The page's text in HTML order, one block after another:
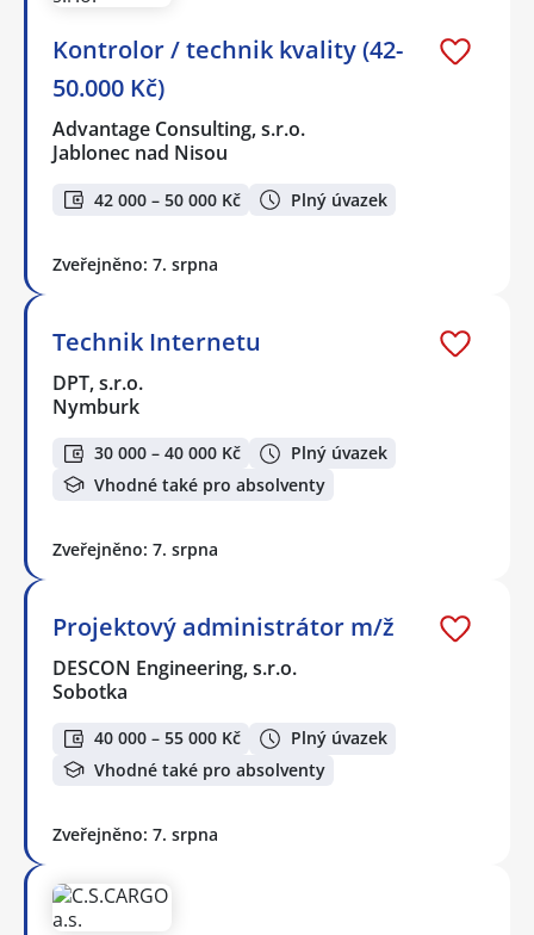
Kontrolor / technik kvality (42-
50.000 Kč)
Advantage Consulting, s.r.o.
Jablonec nad Nisou
42 000 – 50 000 Kč Plný úvazek
Zveřejněno: 7. srpna
Technik Internetu
DPT, s.r.o.
Nymburk
30 000 – 40 000 Kč
Plný úvazek
Vhodné také pro absolventy
Zveřejněno: 7. srpna
Projektový administrátor m/ž
DESCON Engineering, s.r.o.
Sobotka
40 000 – 55 000 Kč
Plný úvazek
Vhodné také pro absolventy
Zveřejněno: 7. srpna